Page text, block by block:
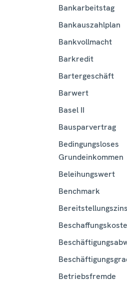
Bankarbeitstag
Bankauszahlplan
Bankvollmacht
Barkredit
Bartergeschäft
Barwert
Basel II
Bausparvertrag
Bedingungsloses
Grundeinkommen
Beleihungswert
Benchmark
Betriebsfremde